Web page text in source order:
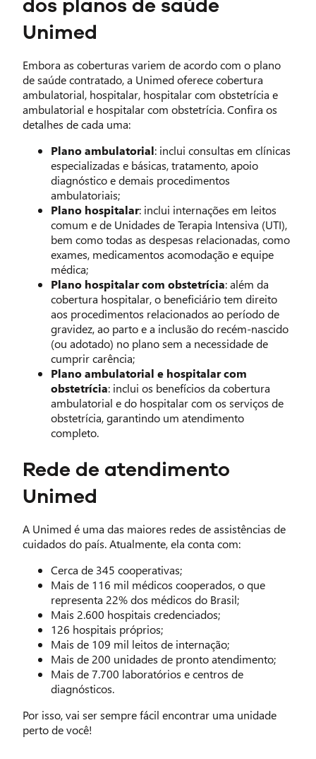
dos planos de saúde
Unimed
Embora as coberturas variem de acordo com o plano
de saúde contratado, a Unimed oferece cobertura
ambulatorial, hospitalar, hospitalar com obstetrícia e
ambulatorial e hospitalar com obstetrícia. Confira os
detalhes de cada uma:
Plano ambulatorial: inclui consultas em clínicas
especializadas e básicas, tratamento, apoio
diagnóstico e demais procedimentos
ambulatoriais;
Plano hospitalar: inclui internações em leitos
comum e de Unidades de Terapia Intensiva (UTI),
bem como todas as despesas relacionadas, como
exames, medicamentos acomodação e equipe
médica;
Plano hospitalar com obstetrícia: além da
cobertura hospitalar, o beneficiário tem direito
aos procedimentos relacionados ao período de
gravidez, ao parto e a inclusão do recém-nascido
(ou adotado) no plano sem a necessidade de
cumprir carência;
Plano ambulatorial e hospitalar com
obstetrícia: inclui os benefícios da cobertura
ambulatorial e do hospitalar com os serviços de
obstetrícia, garantindo um atendimento
completo.
Rede de atendimento
Unimed
A Unimed é uma das maiores redes de assistências de
cuidados do país. Atualmente, ela conta com:
Cerca de 345 cooperativas;
Mais de 116 mil médicos cooperados, o que
representa 22% dos médicos do Brasil;
Mais 2.600 hospitais credenciados;
126 hospitais próprios;
Mais de 109 mil leitos de internação;
Mais de 200 unidades de pronto atendimento;
Mais de 7.700 laboratórios e centros de
diagnósticos.
Por isso, vai ser sempre fácil encontrar uma unidade
perto de você!